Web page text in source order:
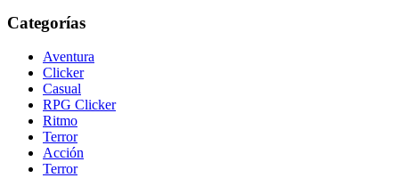
Categorías
Aventura
Clicker
Casual
RPG Clicker
Ritmo
Terror
Acción
Terror